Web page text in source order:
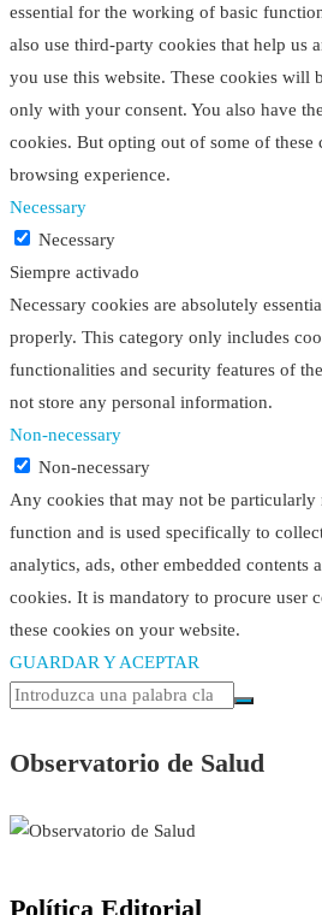
essential for the working of basic
also use third-party cookies that help us
you use this website. These cookies will
only with your consent. You also have
cookies. But opting out of some of
browsing experience.
Necessary
Necessary
Siempre activado
Necessary cookies are absolutely
properly. This category only includes
functionalities and security features of
not store any personal information.
Non-necessary
Non-necessary
Any cookies that may not be particularly
function and is used specifically to
analytics, ads, other embedded contents
cookies. It is mandatory to procure user
these cookies on your website.
GUARDAR Y ACEPTAR
Observatorio de Salud
Política Editorial